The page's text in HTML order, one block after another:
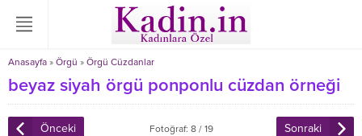
Anasayfa » Örgü » Örgü Cüzdanlar
beyaz siyah örgü ponponlu cüzdan örneği
Önceki Fotoğraf: 8 / 19 Sonraki